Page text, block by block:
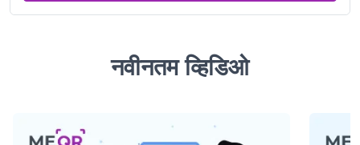
नवीनतम व्हिडिओ